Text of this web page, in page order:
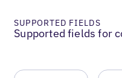
SUPPORTED FIELDS
Supported fields for